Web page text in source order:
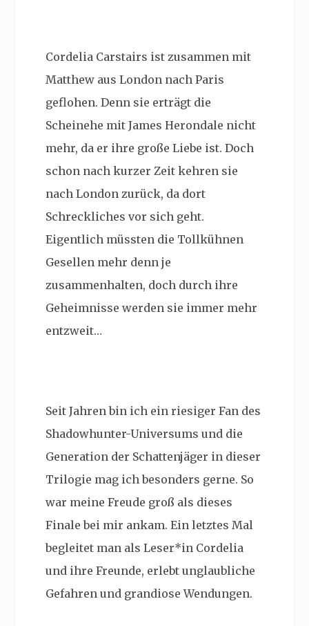
Cordelia Carstairs ist zusammen mit
Matthew aus London nach Paris
geflohen. Denn sie erträgt die
Scheinehe mit James Herondale nicht
mehr, da er ihre große Liebe ist. Doch
schon nach kurzer Zeit kehren sie
nach London zurück, da dort
Schreckliches vor sich geht.
Eigentlich müssten die Tollkühnen
Gesellen mehr denn je
zusammenhalten, doch durch ihre
Geheimnisse werden sie immer mehr
entzweit…
Seit Jahren bin ich ein riesiger Fan des
Shadowhunter-Universums und die
Generation der Schattenjäger in dieser
Trilogie mag ich besonders gerne. So
war meine Freude groß als dieses
Finale bei mir ankam. Ein letztes Mal
begleitet man als Leser*in Cordelia
und ihre Freunde, erlebt unglaubliche
Gefahren und grandiose Wendungen.